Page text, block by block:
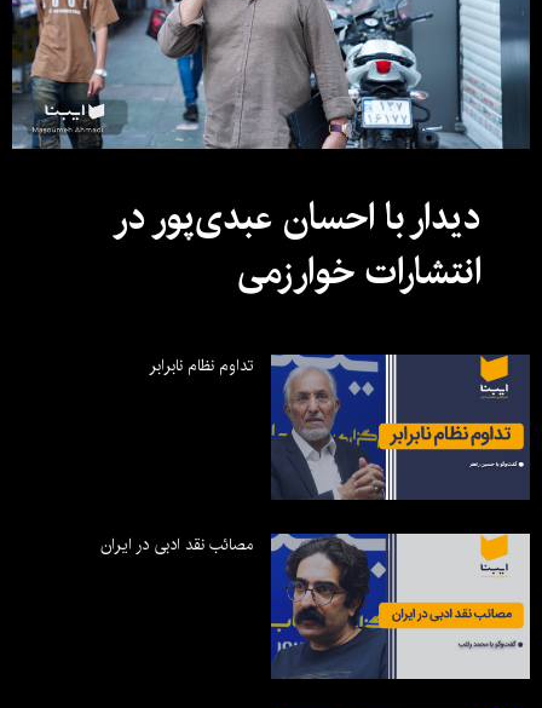
دیدار با احسان عبدی‌پور در
انتشارات خوارزمی
تداوم نظام نابرابر
مصائب نقد ادبی در ایران